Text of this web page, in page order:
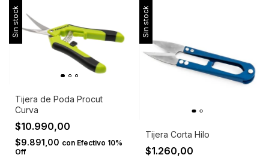
Sin stock
Tijera de Poda Procut
Curva
$10.990,00
$9.891,00 con Efectivo 10%
Off
Sin stock
Tijera Corta Hilo
$1.260,00